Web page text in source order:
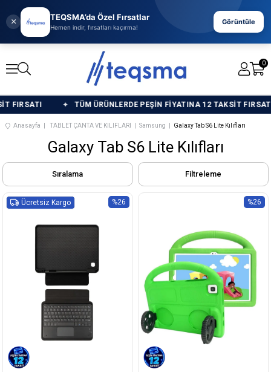
× TEQSMA’da Özel Fırsatlar
Hemen indir, fırsatları kaçırma!
Görüntüle
0
TÜM ÜRÜNLERDE PEŞİN FİYATINA 12 TAKSİT FIRSATI
Anasayfa TABLET ÇANTA VE KILIFLARI Samsung Galaxy Tab S6 Lite Kılıfları
Galaxy Tab S6 Lite Kılıfları
Filtreleme
Sıralama
%26
Ücretsiz Kargo %26